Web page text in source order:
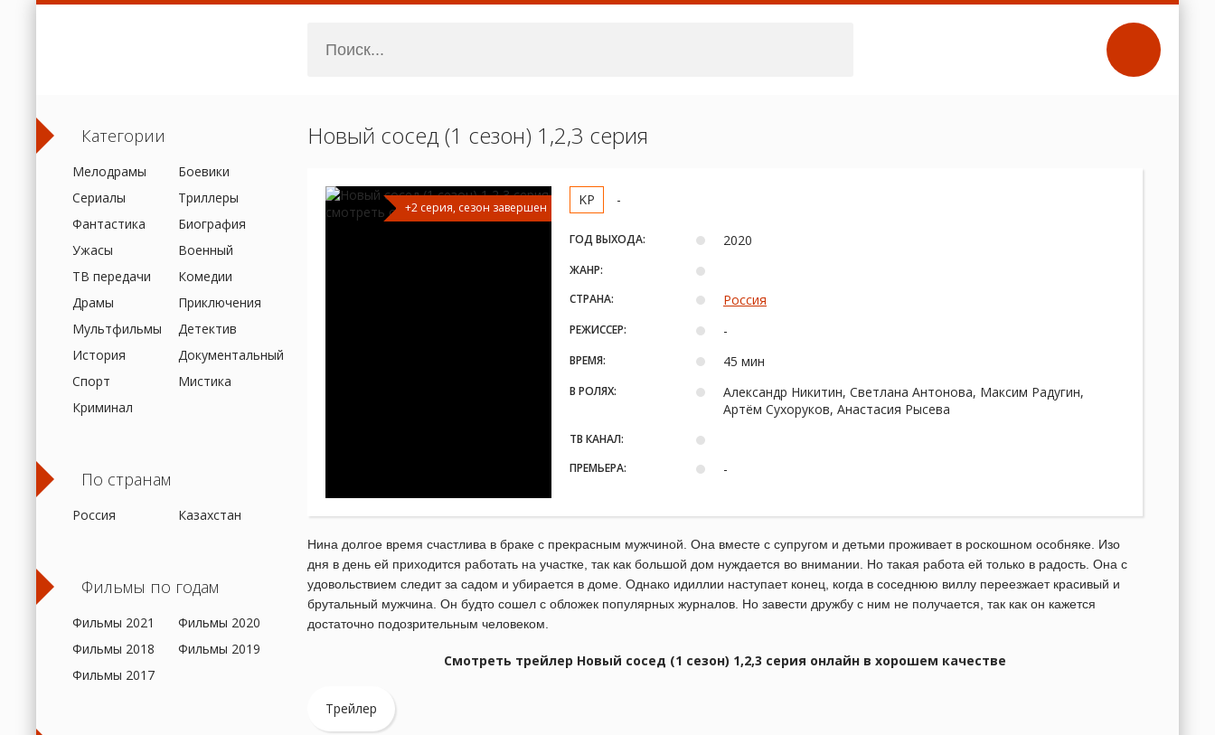
Новый сосед (1 сезон) 1,2,3 серия
+2 серия, сезон завершен -
ГОД ВЫХОДА: 2020
ЖАНР:
СТРАНА:
Россия
РЕЖИССЕР: -
ВРЕМЯ: 45 мин
В РОЛЯХ:
Александр Никитин, Светлана Антонова, Максим Радугин,
Артём Сухоруков, Анастасия Рысева
ТВ КАНАЛ:
ПРЕМЬЕРА:
-
Нина долгое время счастлива в браке с прекрасным мужчиной. Она вместе с супругом и детьми проживает в роскошном особняке. Изо
дня в день ей приходится работать на участке, так как большой дом нуждается во внимании. Но такая работа ей только в радость. Она с
удовольствием следит за садом и убирается в доме. Однако идиллии наступает конец, когда в соседнюю виллу переезжает красивый и
брутальный мужчина. Он будто сошел с обложек популярных журналов. Но завести дружбу с ним не получается, так как он кажется
достаточно подозрительным человеком.
Смотреть трейлер Новый сосед (1 сезон) 1,2,3 серия онлайн в хорошем качестве
Трейлер
Категории
Мелодрамы
Боевики
Сериалы
Триллеры
Фантастика
Биография
Ужасы
Военный
ТВ передачи
Комедии
Драмы
Приключения
Мультфильмы
Детектив
История
Документальный
Спорт
Мистика
Криминал
По странам
Россия Казахстан
Фильмы по годам
Фильмы 2021
Фильмы 2020
Фильмы 2018
Фильмы 2019
Фильмы 2017